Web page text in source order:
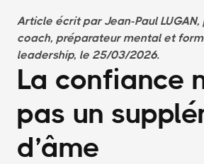
Article écrit par Jean-Paul LUGAN,
coach, préparateur mental et
leadership, le 25/03/2026.
La confiance
pas un
d’âme